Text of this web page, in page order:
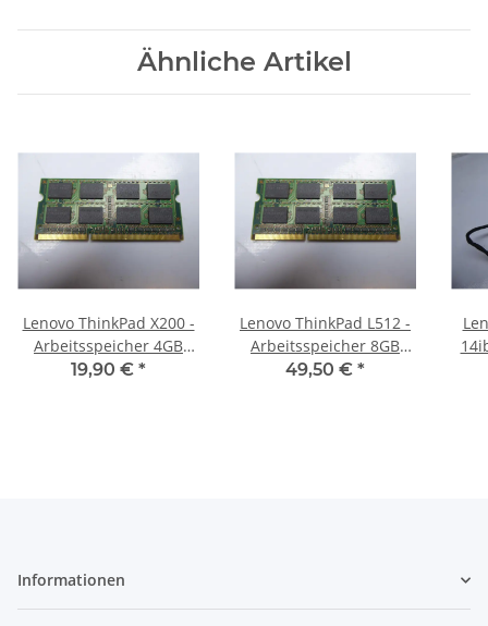
Ähnliche Artikel
Lenovo ThinkPad X200 -
Arbeitsspeicher 4GB
RAM Memory DDR3
19,90 € *
Lenovo ThinkPad L512 -
Arbeitsspeicher 8GB
RAM Memory DDR3
49,50 € *
Informationen